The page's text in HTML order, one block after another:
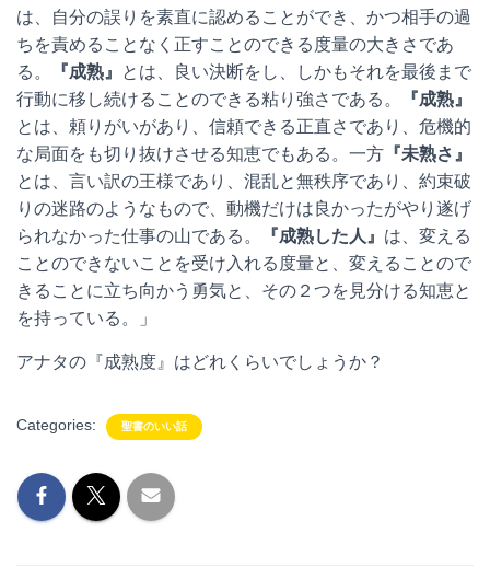
は、自分の誤りを素直に認めることができ、かつ相手の過
ちを責めることなく正すことのできる度量の大きさであ
る。
『成熟』
とは、良い決断をし、しかもそれを最後まで
行動に移し続けることのできる粘り強さである。
『成熟』
とは、頼りがいがあり、信頼できる正直さであり、危機的
な局面をも切り抜けさせる知恵でもある。一方 『未熟さ』
とは、言い訳の王様であり、混乱と無秩序であり、約束破
りの迷路のようなもので、動機だけは良かったがやり遂げ
られなかった仕事の山である。
『成熟した人』 は、変える
ことのできないことを受け入れる度量と、変えることので
きることに立ち向かう勇気と、その２つを見分ける知恵と
を持っている。」
アナタの『成熟度』はどれくらいでしょうか？
Categories: 聖書のいい話